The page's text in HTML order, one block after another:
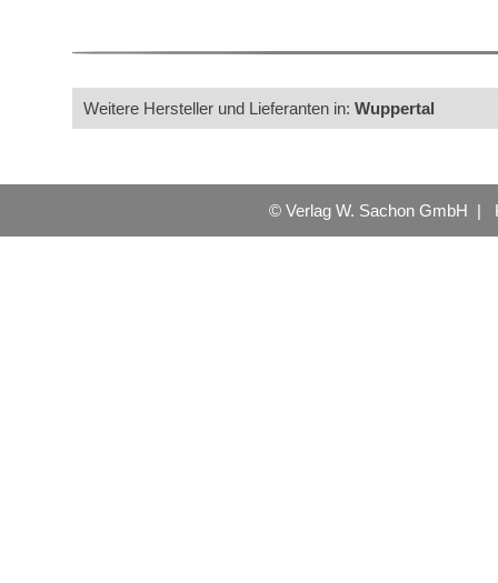
Weitere Hersteller und Lieferanten in: Wuppertal
© Verlag W. Sachon GmbH |